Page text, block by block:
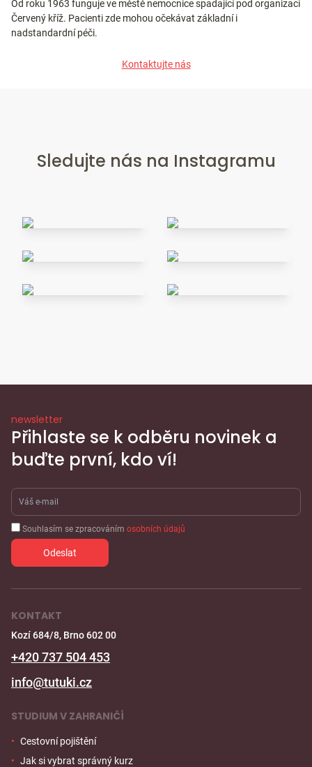
Od roku 1963 funguje ve městě nemocnice spadající pod organizaci
Červený kříž. Pacienti zde mohou očekávat základní i
nadstandardní péči.
Kontaktujte nás
Sledujte nás na Instagramu
newsletter
Přihlaste se k odběru novinek a
buďte první, kdo ví!
Souhlasím se zpracováním osobních údajů
KONTAKT
Kozí 684/8, Brno 602 00
+420 737 504 453
info@tutuki.cz
STUDIUM V ZAHRANIČÍ
Cestovní pojištění
Jak si vybrat správný kurz